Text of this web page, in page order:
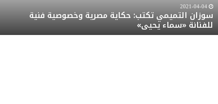
للفنانة
«سماء
يحيى»
2021-04-04
سوزان التميمي تكتب: حكاية مصرية وخصوصية فنية
للفنانة «سماء يحيى»